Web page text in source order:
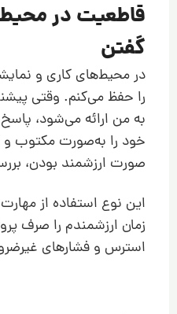
قاطعیت در محیط
گفتن
در محیط‌های کاری و
را حفظ می‌کنم. وقتی
به من ارائه می‌شود،
خود را به‌صورت مکتوب و
صورت ارزشمند بودن،
این نوع استفاده از
زمان ارزشمندم را صرف
استرس و فشارهای